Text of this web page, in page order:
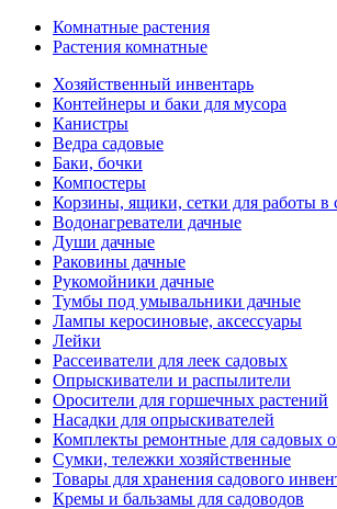
Комнатные растения
Растения комнатные
Хозяйственный инвентарь
Контейнеры и баки для мусора
Канистры
Ведра садовые
Баки, бочки
Компостеры
Корзины, ящики, сетки для работы в
Водонагреватели дачные
Души дачные
Раковины дачные
Рукомойники дачные
Тумбы под умывальники дачные
Лампы керосиновые, аксессуары
Лейки
Рассеиватели для леек садовых
Опрыскиватели и распылители
Оросители для горшечных растений
Насадки для опрыскивателей
Комплекты ремонтные для садовых
Сумки, тележки хозяйственные
Товары для хранения садового
Кремы и бальзамы для садоводов